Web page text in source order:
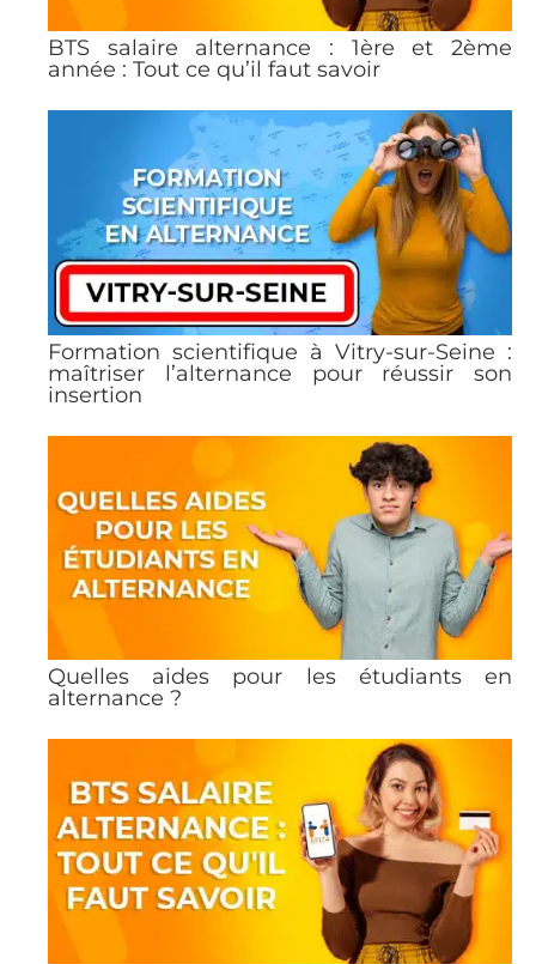
BTS salaire alternance : 1ère et 2ème
année : Tout ce qu’il faut savoir
Formation scientifique à Vitry-sur-Seine :
maîtriser l’alternance pour réussir son
insertion
Quelles aides pour les étudiants en
alternance ?